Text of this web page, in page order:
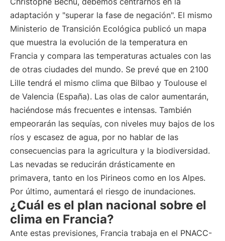
adaptación y "superar la fase de negación". El mismo
Ministerio de Transición Ecológica publicó un mapa
que muestra la evolución de la temperatura en
Francia y compara las temperaturas actuales con las
de otras ciudades del mundo. Se prevé que en 2100
Lille tendrá el mismo clima que Bilbao y Toulouse el
de Valencia (España). Las olas de calor aumentarán,
haciéndose más frecuentes e intensas. También
empeorarán las sequías, con niveles muy bajos de los
ríos y escasez de agua, por no hablar de las
consecuencias para la agricultura y la biodiversidad.
Las nevadas se reducirán drásticamente en
primavera, tanto en los Pirineos como en los Alpes.
Por último, aumentará el riesgo de inundaciones.
¿Cuál es el plan nacional sobre el
clima en Francia?
Ante estas previsiones, Francia trabaja en el PNACC-